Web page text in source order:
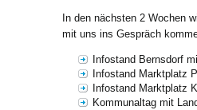
In den nächsten 2 Wochen
mit uns ins Gespräch
Infostand Bernsdorf
Infostand Marktplatz
Infostand Marktplatz
Kommunaltag mit